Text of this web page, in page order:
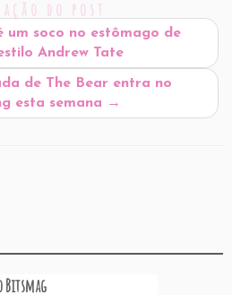
re
ss
t
d
s
d
o
n
do post
um soco no estômago de
Andrew Tate
de The Bear entra no
esta semana →
Bitsmag